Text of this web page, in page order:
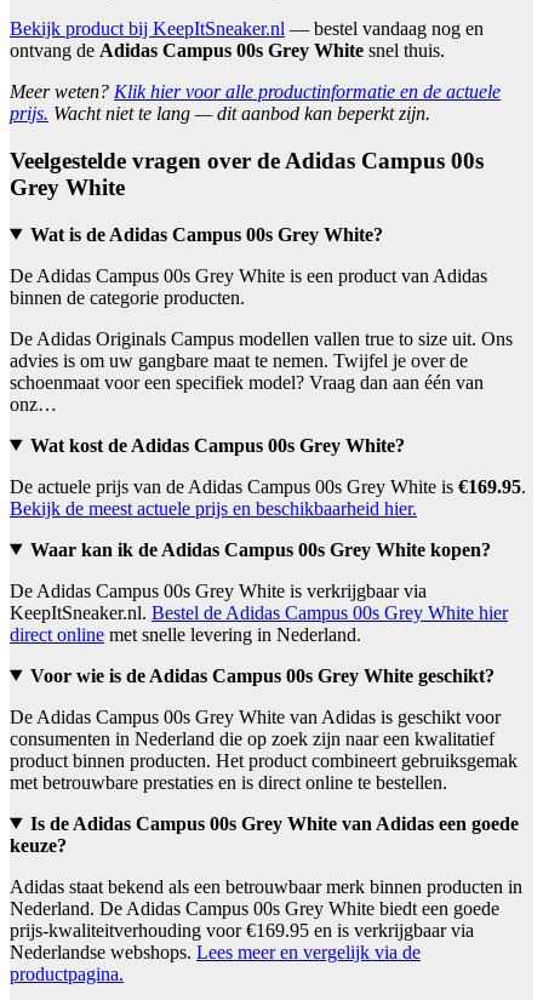
Bekijk product bij KeepItSneaker.nl — bestel vandaag nog en
ontvang de Adidas Campus 00s Grey White snel thuis.
Meer weten? Klik hier voor alle productinformatie en de actuele
prijs. Wacht niet te lang — dit aanbod kan beperkt zijn.
Veelgestelde vragen over de Adidas Campus 00s
Grey White
Wat is de Adidas Campus 00s Grey White?
De Adidas Campus 00s Grey White is een product van Adidas
binnen de categorie producten.
De Adidas Originals Campus modellen vallen true to size uit. Ons
advies is om uw gangbare maat te nemen. Twijfel je over de
schoenmaat voor een specifiek model? Vraag dan aan één van
onz…
Wat kost de Adidas Campus 00s Grey White?
De actuele prijs van de Adidas Campus 00s Grey White is €169.95.
Bekijk de meest actuele prijs en beschikbaarheid hier.
Waar kan ik de Adidas Campus 00s Grey White kopen?
De Adidas Campus 00s Grey White is verkrijgbaar via
KeepItSneaker.nl. Bestel de Adidas Campus 00s Grey White hier
direct online met snelle levering in Nederland.
Voor wie is de Adidas Campus 00s Grey White geschikt?
De Adidas Campus 00s Grey White van Adidas is geschikt voor
consumenten in Nederland die op zoek zijn naar een kwalitatief
product binnen producten. Het product combineert gebruiksgemak
met betrouwbare prestaties en is direct online te bestellen.
Is de Adidas Campus 00s Grey White van Adidas een goede
keuze?
Adidas staat bekend als een betrouwbaar merk binnen producten in
Nederland. De Adidas Campus 00s Grey White biedt een goede
prijs-kwaliteitverhouding voor €169.95 en is verkrijgbaar via
Nederlandse webshops. Lees meer en vergelijk via de
productpagina.